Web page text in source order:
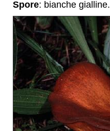
Spore: bianche gialline.